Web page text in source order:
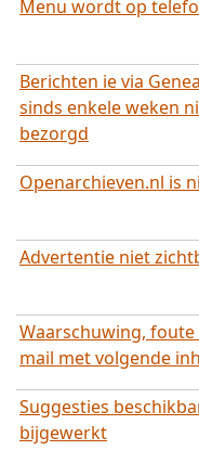
Menu wordt op
Berichten ie via
sinds enkele weken
bezorgd
Openarchieven.nl is
Advertentie niet
Waarschuwing,
mail met volgende
Suggesties
bijgewerkt